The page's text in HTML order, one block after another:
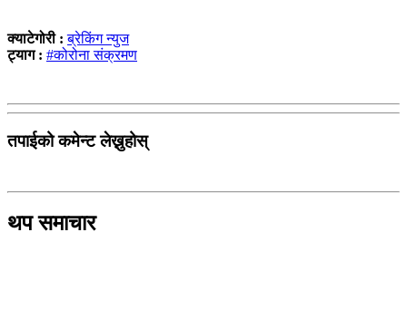
क्याटेगोरी :ब्रेकिंग न्युज
ट्याग : #कोरोना संक्रमण
तपाईको कमेन्ट लेख्नुहोस्
थप समाचार